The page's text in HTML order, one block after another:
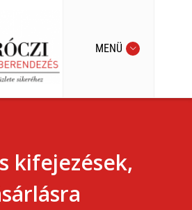
MENÜ
kifejezések,